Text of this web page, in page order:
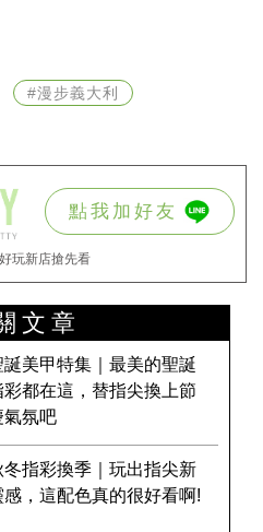
#漫步義大利
玩新店搶先看
點我加好友
文章
誕美甲特集｜最美的聖誕
彩都在這，替指尖換上節
氣氛吧
冬指彩換季｜玩出指尖新
感，這配色真的很好看啊!